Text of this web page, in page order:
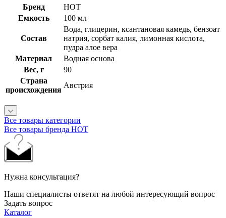
Бренд
HOT
Емкость
100 мл
Состав
Вода, глицерин, ксантановая камедь, бензоат
натрия, сорбат калия, лимонная кислота,
пудра алое вера
Материал
Водная основа
Вес, г
90
Страна
происхождения
Австрия
Все товары категории
Все товары бренда HOT
Нужна консультация?
Наши специалисты ответят на любой интересующий вопрос
Задать вопрос
Каталог